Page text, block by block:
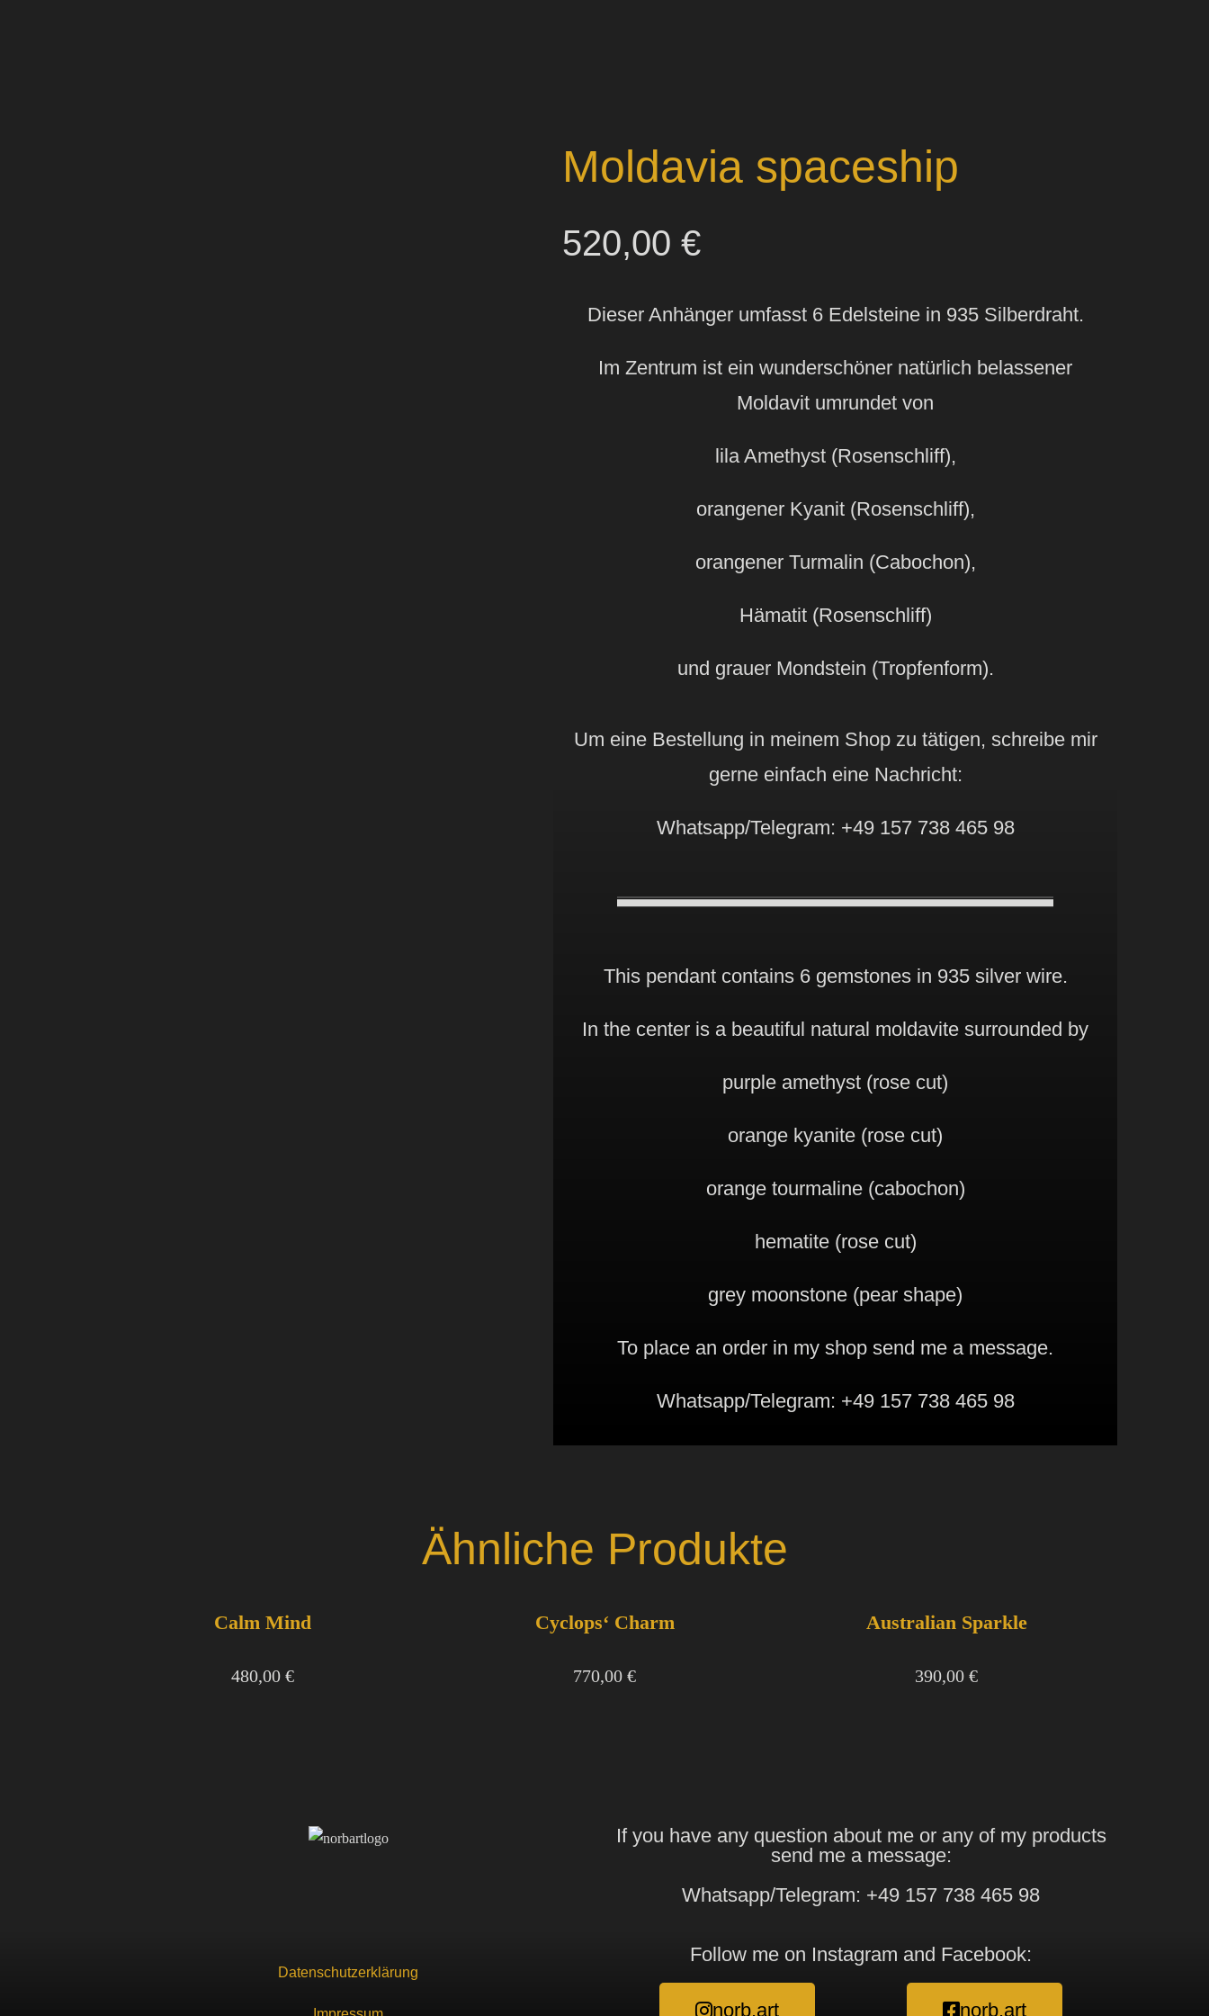
Moldavia spaceship
520,00€
Dieser Anhänger umfasst 6 Edelsteine in 935 Silberdraht.
Im Zentrum ist ein wunderschöner natürlich belassener
Moldavit umrundet von
lila Amethyst (Rosenschliff),
orangener Kyanit (Rosenschliff),
orangener Turmalin (Cabochon),
Hämatit (Rosenschliff)
und grauer Mondstein (Tropfenform).
Um eine Bestellung in meinem Shop zu tätigen, schreibe mir
gerne einfach eine Nachricht:
Whatsapp/Telegram: +49 157 738 465 98
This pendant contains 6 gemstones in 935 silver wire.
In the center is a beautiful natural moldavite surrounded by
purple amethyst (rose cut)
orange kyanite (rose cut)
orange tourmaline (cabochon)
hematite (rose cut)
grey moonstone (pear shape)
To place an order in my shop send me a message.
Whatsapp/Telegram: +49 157 738 465 98
Ähnliche Produkte
Calm Mind
480,00 €
Cyclops‘ Charm
770,00 €
Australian Sparkle
390,00 €
Datenschutzerklärung
If you have any question about me or any of my products
send me a message:
Whatsapp/Telegram: +49 157 738 465 98
Follow me on Instagram and Facebook:
norb.art norb.art